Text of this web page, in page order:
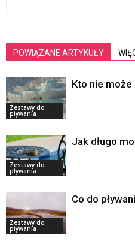
POWIĄZANE ARTYKUŁY
Zestawy do
pływania
Kto nie
Zestawy do
pływania
Jak długo
Zestawy do
pływania
Co do